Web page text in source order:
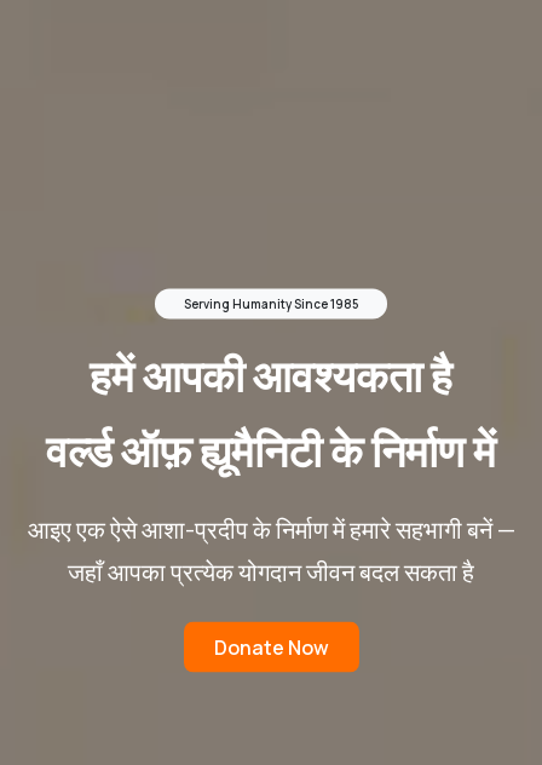
Serving Humanity Since 1985
हमें आपकी आवश्यकता है
वर्ल्ड ऑफ़ ह्यूमैनिटी के निर्माण में
आइए एक ऐसे आशा-प्रदीप के निर्माण में हमारे सहभागी बनें —
जहाँ आपका प्रत्येक योगदान जीवन बदल सकता है
Donate Now